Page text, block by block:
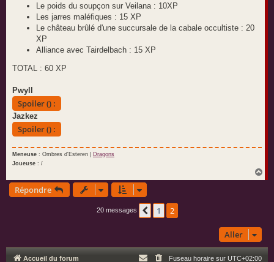
Le poids du soupçon sur Veilana : 10XP
Les jarres maléfiques : 15 XP
Le château brûlé d'une succursale de la cabale occultiste : 20
XP
Alliance avec Tairdelbach : 15 XP
TOTAL : 60 XP
Pwyll
Spoiler () :
Jazkez
Spoiler () :
Meneuse : Ombres d'Esteren | Dragons
Joueuse : /
a
Répondre
20 messages Précédent
1 2
Aller
Accueil du forum Fuseau horaire sur UTC+02:00